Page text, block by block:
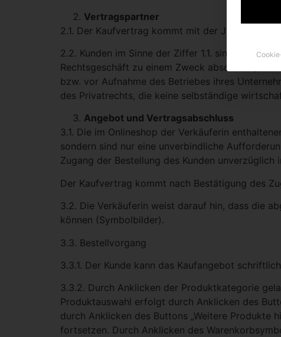
Vertragspartner
2.1. Der Kaufvertrag kommt mit der Ja & Anders
2.2. Kunden im Sinne der Ziffer 1.1. sind
Rechtsgeschäft zu einem Zweck abschließt,
bzw. vor Aufnahme des Betriebes ihres
des Privatrechts, die keine selbständige
Angebot und Vertragsabschluss
3.1. Die im Onlineshop der Verkäuferin
sondern sind nur eine unverbindliche
Zugang der Bestellung des Kunden
Der Kaufvertrag kommt nach Bestätigung des
3.2. Die Verkäuferin weist darauf hin, dass die
können (Symbolbilder).
3.3. Bestellvorgang
3.3.1. Der Kunde kann das Kaufangebot
3.3.2. Durch Anklicken der Produktkategorie
Produktauswahl erfolgt durch Anklicken des
durch Anklicken des Buttons „Weitere Produkte
fortsetzen. Durch Anklicken des